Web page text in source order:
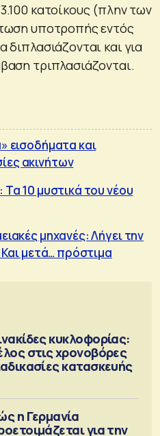
κατοίκους (πλην των
υποτροπής εντός
και για
τριπλασιάζονται.
εισοδήματα και
ακινήτων
10 μυστικά του νέου
μηχανές: Λήγει την
μετά… πρόστιμα
κυκλοφορίας:
στις χρονοβόρες
κατασκευής
η Γερμανία
για την